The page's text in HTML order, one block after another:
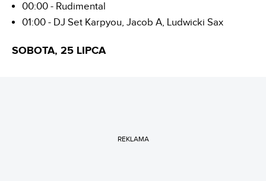
00:00 - Rudimental
01:00 - DJ Set Karpyou, Jacob A, Ludwicki Sax
SOBOTA, 25 LIPCA
REKLAMA